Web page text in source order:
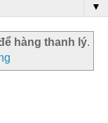
▼
hàng thanh lý.